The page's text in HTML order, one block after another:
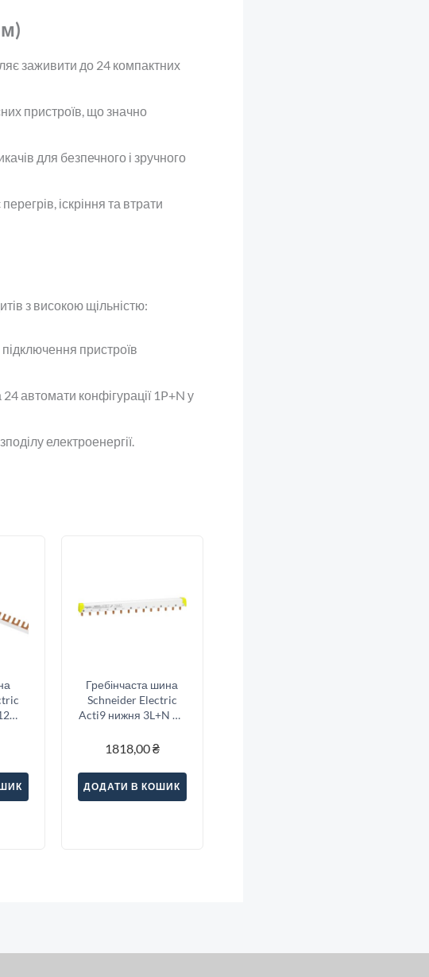
заживити до 24 компактних
пристроїв, що значно
для безпечного і зручного
іскріння та втрати
з високою щільністю:
пристроїв
автомати конфігурації 1P+N у
електроенергії.
Гребінчаста шина
Schneider Electric
Acti9 нижня 3L+N 14
1818,00₴
ДОДАТИ В КОШИК